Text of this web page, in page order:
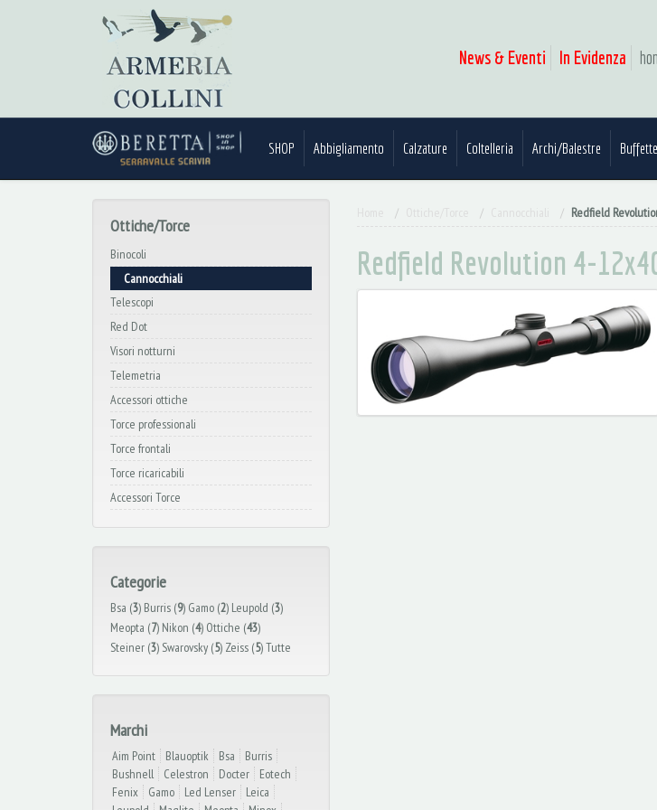
News & Eventi In Evidenza
SHOP Abbigliamento Calzature Coltelleria Archi/Balestre
Redfield
Redfield Revolution 4-
Ottiche/Torce
Binocoli
Cannocchiali
Telescopi
Red Dot
Visori notturni
Telemetria
Accessori ottiche
Torce professionali
Torce frontali
Torce ricaricabili
Accessori Torce
Categorie
Bsa (3) Burris (9) Gamo (2) Leupold (3)
Meopta (7) Nikon (4) Ottiche (43)
Steiner (3) Swarovsky (5) Zeiss (5)Tutte
Marchi
Aim Point Blauoptik Bsa
Burris
Bushnell
Celestron Docter
Eotech
Fenix
Gamo Led Lenser
Leica